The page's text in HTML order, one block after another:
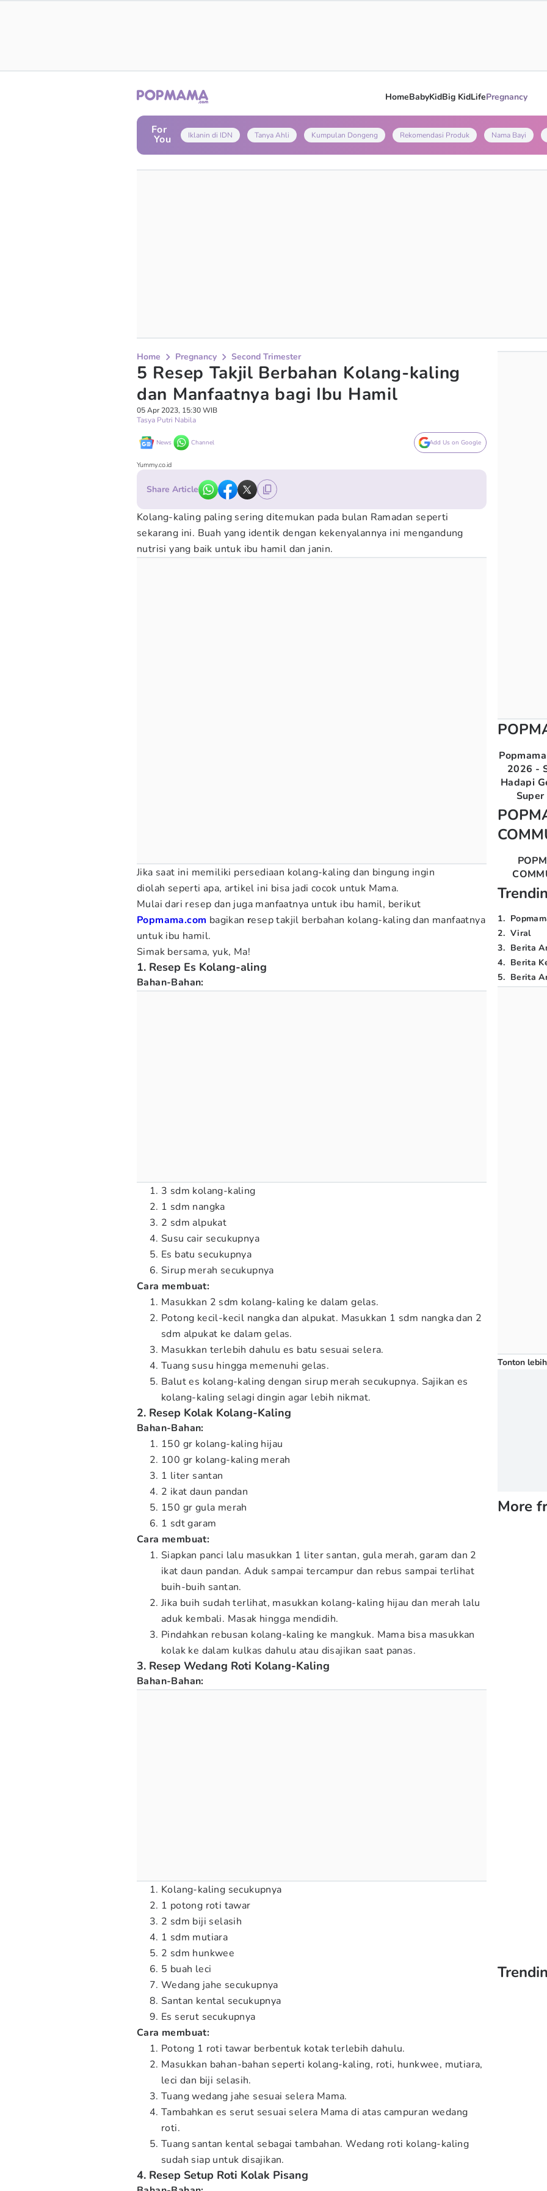
HomeBabyKidBig KidLifePregnancy
For
You Iklanin di IDN Tanya Ahli Kumpulan Dongeng Rekomendasi Produk Nama Bayi
Home Pregnancy Second Trimester
5 Resep Takjil Berbahan Kolang-kaling
dan Manfaatnya bagi Ibu Hamil
05 Apr 2023, 15:30 WIB
Tasya Putri Nabila
News Channel Add Us on Google
Yummy.co.id
Share Article
Kolang-kaling paling sering ditemukan pada bulan Ramadan seperti
sekarang ini. Buah yang identik dengan kekenyalannya ini mengandung
nutrisi yang baik untuk ibu hamil dan janin.
Jika saat ini memiliki persediaan kolang-kaling dan bingung ingin
diolah seperti apa, artikel ini bisa jadi cocok untuk Mama.
Mulai dari resep dan juga manfaatnya untuk ibu hamil, berikut
Popmama.com bagikan resep takjil berbahan kolang-kaling dan manfaatnya
untuk ibu hamil.
Simak bersama, yuk, Ma!
1. Resep Es Kolang-aling
Bahan-Bahan:
3 sdm kolang-kaling
1 sdm nangka
2 sdm alpukat
Susu cair secukupnya
Es batu secukupnya
Sirup merah secukupnya
Cara membuat:
Masukkan 2 sdm kolang-kaling ke dalam gelas.
Potong kecil-kecil nangka dan alpukat. Masukkan 1 sdm nangka dan 2
sdm alpukat ke dalam gelas.
Masukkan terlebih dahulu es batu sesuai selera.
Tuang susu hingga memenuhi gelas.
Balut es kolang-kaling dengan sirup merah secukupnya. Sajikan es
kolang-kaling selagi dingin agar lebih nikmat.
2. Resep Kolak Kolang-Kaling
Bahan-Bahan:
150 gr kolang-kaling hijau
100 gr kolang-kaling merah
1 liter santan
2 ikat daun pandan
150 gr gula merah
1 sdt garam
Cara membuat:
Siapkan panci lalu masukkan 1 liter santan, gula merah, garam dan 2
ikat daun pandan. Aduk sampai tercampur dan rebus sampai terlihat
buih-buih santan.
Jika buih sudah terlihat, masukkan kolang-kaling hijau dan merah lalu
aduk kembali. Masak hingga mendidih.
Pindahkan rebusan kolang-kaling ke mangkuk. Mama bisa masukkan
kolak ke dalam kulkas dahulu atau disajikan saat panas.
3. Resep Wedang Roti Kolang-Kaling
Bahan-Bahan:
Kolang-kaling secukupnya
1 potong roti tawar
2 sdm biji selasih
1 sdm mutiara
2 sdm hunkwee
5 buah leci
Wedang jahe secukupnya
Santan kental secukupnya
Es serut secukupnya
Cara membuat:
Potong 1 roti tawar berbentuk kotak terlebih dahulu.
Masukkan bahan-bahan seperti kolang-kaling, roti, hunkwee, mutiara,
leci dan biji selasih.
Tuang wedang jahe sesuai selera Mama.
Tambahkan es serut sesuai selera Mama di atas campuran wedang
roti.
Tuang santan kental sebagai tambahan. Wedang roti kolang-kaling
sudah siap untuk disajikan.
4. Resep Setup Roti Kolak Pisang
2026 -
Hadapi
1.
2. Viral
3. Berita
4. Berita
5. Berita
Tonton
More